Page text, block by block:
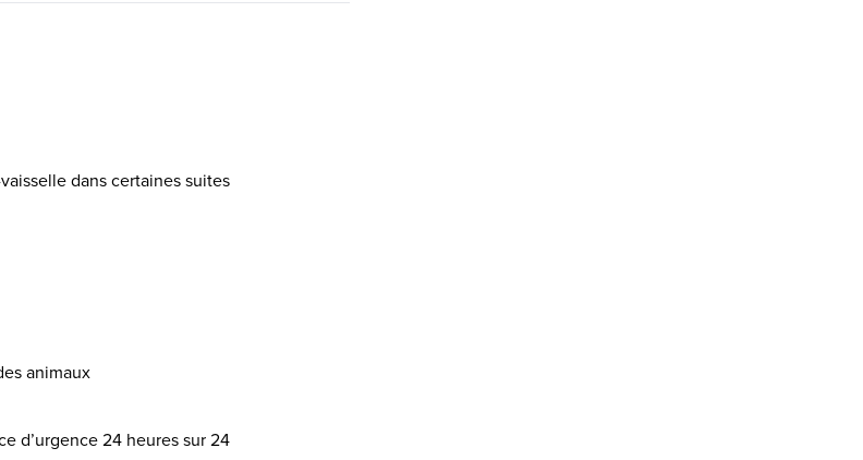
dans certaines suites
animaux
d’urgence 24 heures sur 24